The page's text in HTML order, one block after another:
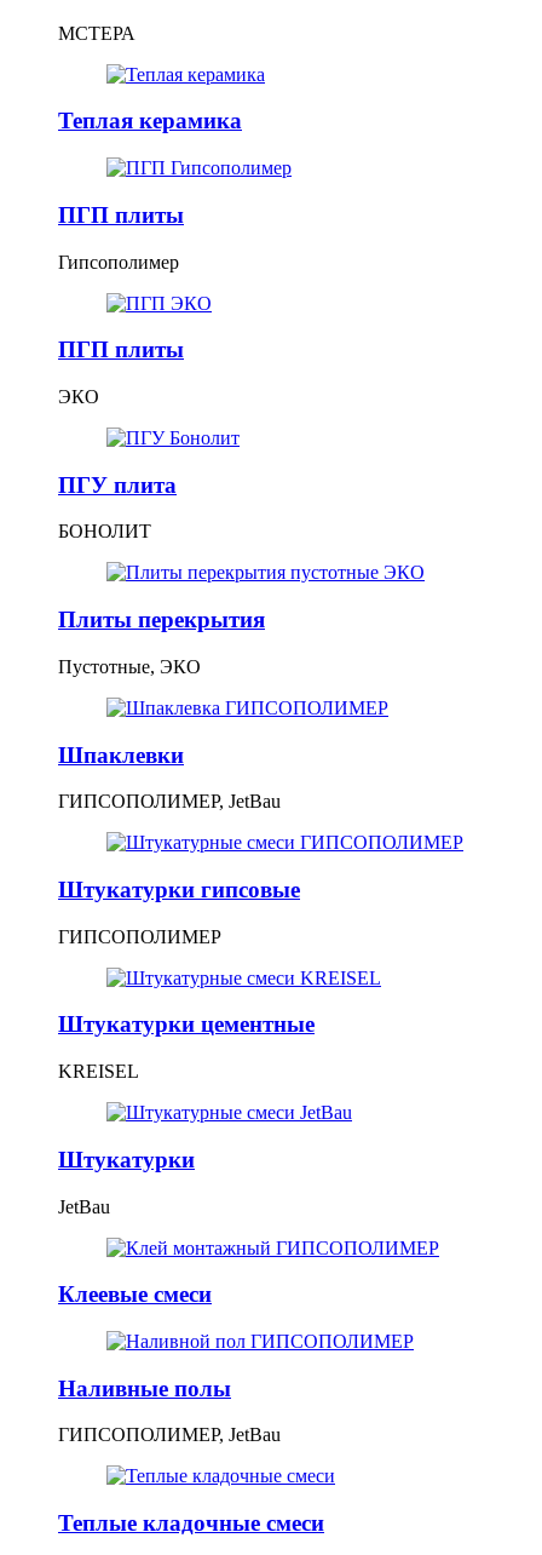
МСТЕРА
Теплая керамика
ПГП плиты
Гипсополимер
ПГП плиты
ЭКО
ПГУ плита
БОНОЛИТ
Плиты перекрытия
Пустотные, ЭКО
Шпаклевки
ГИПСОПОЛИМЕР, JetBau
Штукатурки гипсовые
ГИПСОПОЛИМЕР
Штукатурки цементные
KREISEL
Штукатурки
JetBau
Клеевые смеси
Наливные полы
ГИПСОПОЛИМЕР, JetBau
Теплые кладочные смеси